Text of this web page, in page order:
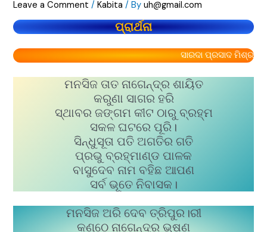
Leave a Comment /Kabita / Byuh@gmail.com
ପ୍ରାର୍ଥନା
ସାରଦା ପ୍ରସାଦ ମିଶ୍ର
ମନସିଜ ତାତ ନାଗେନ୍ଦ୍ର ଶାୟିତ
କରୁଣା ସାଗର ହରି
ସ୍ଥାବର ଜଙ୍ଗମ କୀଟ ଠାରୁ ବ୍ରହ୍ମ
ସକଳ ଘଟରେ ପୂରି।
ସିନ୍ଧୁସୂତା ପତି ଅଗତିର ଗତି
ପ୍ରଭୁ ବ୍ରହ୍ମାଣ୍ଡ ପାଳକ
ବାସୁଦେବ ନାମ ବହିଛ ଆପଣ
ସର୍ବ ଭୂତେ ନିବାସକ।
ମନସିଜ ଅରି ଦେବ ତ୍ରିପୁର।ରୀ
କଣ୍ଠେ ନାଗେନ୍ଦ୍ର ଭୂଷଣ